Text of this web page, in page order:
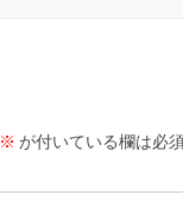
※ が付いている欄は必